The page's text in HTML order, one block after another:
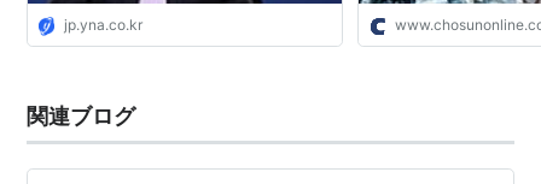
jp.yna.co.kr
関連ブログ